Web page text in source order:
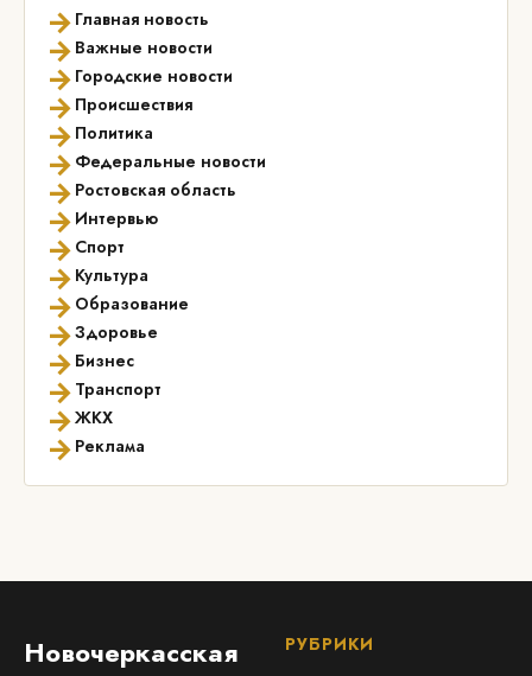
→ Главная новость
→ Важные новости
→ Городские новости
→ Происшествия
→ Политика
→ Федеральные новости
→ Ростовская область
→ Интервью
→ Спорт
→ Культура
→ Образование
→Здоровье
→ Бизнес
→ Транспорт
→ЖКХ
→ Реклама
Новочеркасская
РУБРИКИ